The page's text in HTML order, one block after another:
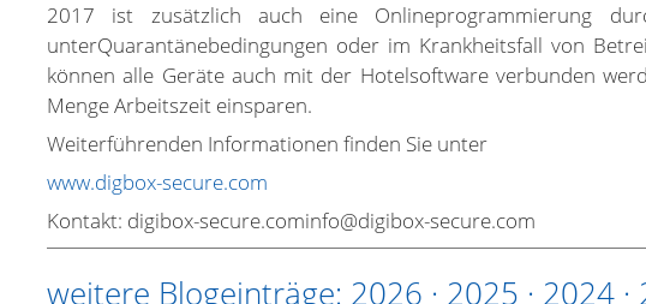
2017 ist zusätzlich auch eine Onlineprogrammierung
unterQuarantänebedingungen oder im Krankheitsfall von
können alle Geräte auch mit der Hotelsoftware verbunden
Menge Arbeitszeit einsparen.
Weiterführenden Informationen finden Sie unter
www.digbox-secure.com
Kontakt: digibox-secure.cominfo@digibox-secure.com
weitere Blogeinträge: 2026 · 2025 · 2024 ·